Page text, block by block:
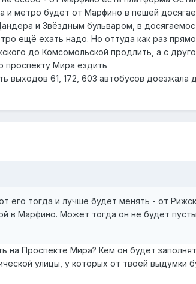
и метро будет от Марфино в пешей
и Звёздным бульваром, в
ещё ехать надо. Но оттуда как раз
до Комсомольской продлить, а с
проспекту Мира ездить
выходов 61, 172, 603 автобусов доезжала
его тогда и лучше будет менять - от
в Марфино. Может тогда он не будет
Проспекте Мира? Кем он будет
улицы, у которых от твоей выдумки